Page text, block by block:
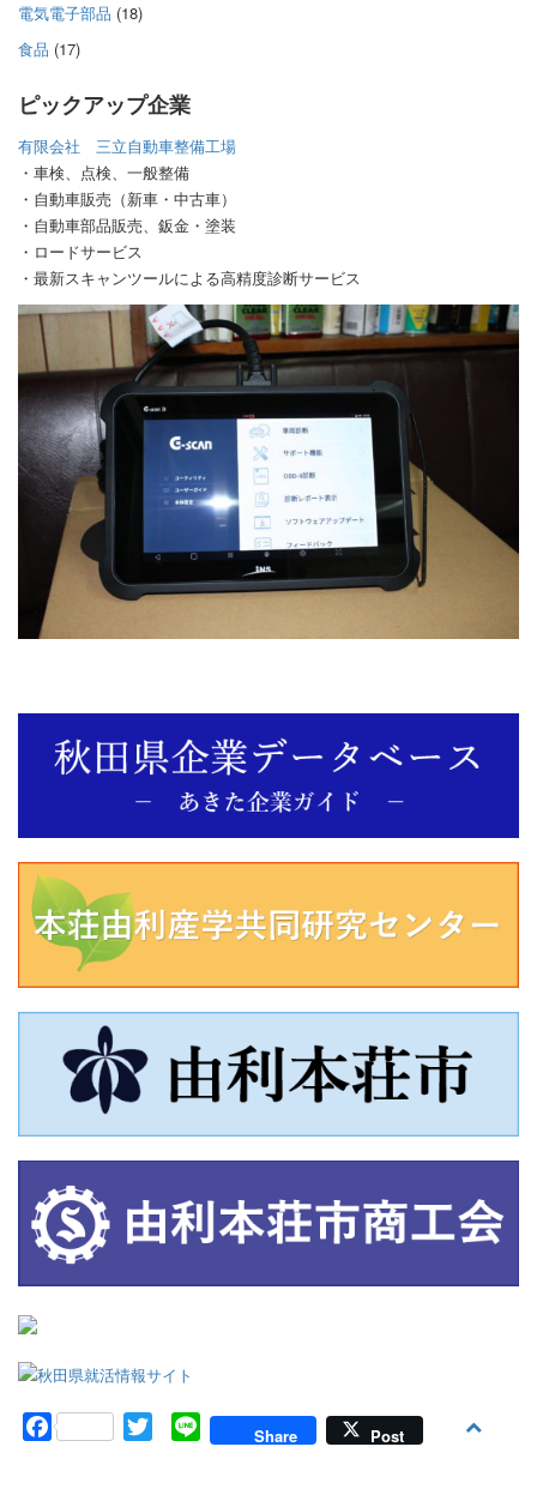
電気電子部品 (18)
食品 (17)
ピックアップ企業
有限会社 三立自動車整備工場
・車検、点検、一般整備
・自動車販売（新車・中古車）
・自動車部品販売、鈑金・塗装
・ロードサービス
・最新スキャンツールによる高精度診断サービス
Facebook Twitter Line Share Post